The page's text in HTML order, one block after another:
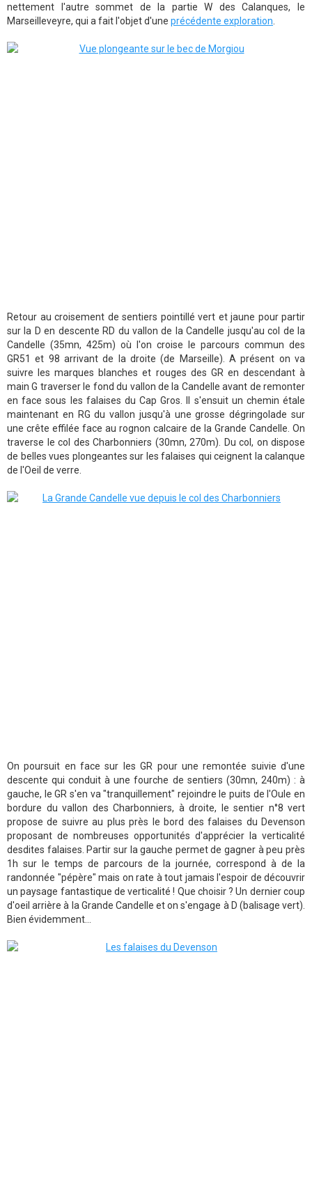
nettement l'autre sommet de la partie W des Calanques, le
Marseilleveyre, qui a fait l'objet d'une précédente exploration.
Retour au croisement de sentiers pointillé vert et jaune pour partir
sur la D en descente RD du vallon de la Candelle jusqu'au col de la
Candelle (35mn, 425m) où l'on croise le parcours commun des
GR51 et 98 arrivant de la droite (de Marseille). A présent on va
suivre les marques blanches et rouges des GR en descendant à
main G traverser le fond du vallon de la Candelle avant de remonter
en face sous les falaises du Cap Gros. Il s'ensuit un chemin étale
maintenant en RG du vallon jusqu'à une grosse dégringolade sur
une crête effilée face au rognon calcaire de la Grande Candelle. On
traverse le col des Charbonniers (30mn, 270m). Du col, on dispose
de belles vues plongeantes sur les falaises qui ceignent la calanque
de l'Oeil de verre.
On poursuit en face sur les GR pour une remontée suivie d'une
descente qui conduit à une fourche de sentiers (30mn, 240m) : à
gauche, le GR s'en va "tranquillement" rejoindre le puits de l'Oule en
bordure du vallon des Charbonniers, à droite, le sentier n°8 vert
propose de suivre au plus près le bord des falaises du Devenson
proposant de nombreuses opportunités d'apprécier la verticalité
desdites falaises. Partir sur la gauche permet de gagner à peu près
1h sur le temps de parcours de la journée, correspond à de la
randonnée "pépère" mais on rate à tout jamais l'espoir de découvrir
un paysage fantastique de verticalité ! Que choisir ? Un dernier coup
d'oeil arrière à la Grande Candelle et on s'engage à D (balisage vert).
Bien évidemment...